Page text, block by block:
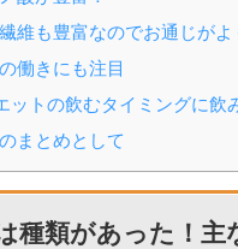
維も豊富なのでお通じがよ
働きにも注目
ットの飲むタイミングに飲
まとめとして
種類があった！主